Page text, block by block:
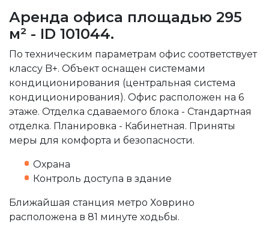
Аренда офиса площадью 295
м² - ID 101044.
По техническим параметрам офис соответствует
классу B+. Объект оснащен системами
кондиционирования (центральная система
кондиционирования). Офис расположен на 6
этаже. Отделка сдаваемого блока - Стандартная
отделка. Планировка - Кабинетная. Приняты
меры для комфорта и безопасности.
Охрана
Контроль доступа в здание
Ближайшая станция метро Ховрино
расположена в 81 минуте ходьбы.